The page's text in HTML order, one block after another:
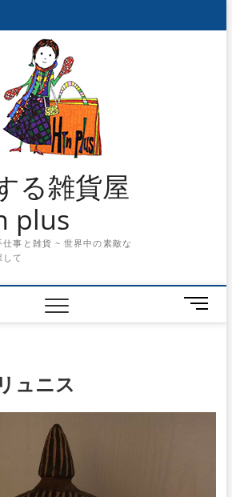
る雑貨屋
plus
仕事と雑貨 ~ 世界中の素敵な
して
メ
ニ
ュニス